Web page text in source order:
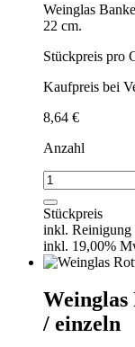
Weinglas
22 cm.
Stückpreis pro
Kaufpreis bei
8,64 €
Anzahl
Weinglas
Rotwein
/
VPE
16
Stück
Stückpreis
inkl. Reinigung
inkl. 19,00%
Weinglas
/ einzeln